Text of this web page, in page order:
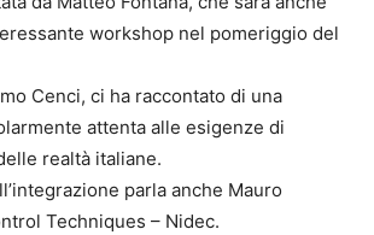
workshop nel pomeriggio del
Cenci, ci ha raccontato di una
attenta alle esigenze di
realtà italiane.
parla anche Mauro
Techniques – Nidec.